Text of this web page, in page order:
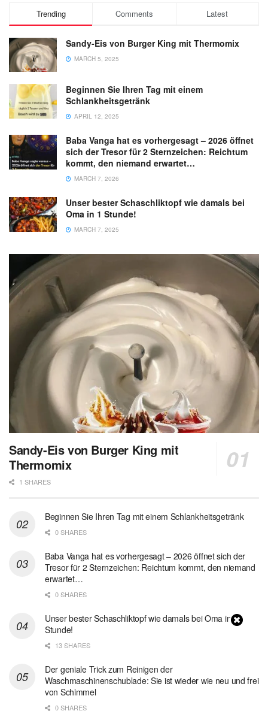
Trending Comments Latest
Sandy-Eis von Burger King mit Thermomix
MARCH 5, 2025
Beginnen Sie Ihren Tag mit einem
Schlankheitsgetränk
APRIL 12, 2025
Baba Vanga hat es vorhergesagt – 2026 öffnet
sich der Tresor für 2 Sternzeichen: Reichtum
kommt, den niemand erwartet…
MARCH 7, 2026
Unser bester Schaschliktopf wie damals bei
Oma in 1 Stunde!
MARCH 7, 2025
Sandy-Eis von Burger King mit
Thermomix
1 SHARES
Beginnen Sie Ihren Tag mit einem Schlankheitsgetränk
0 SHARES
Baba Vanga hat es vorhergesagt – 2026 öffnet sich der
Tresor für 2 Sternzeichen: Reichtum kommt, den niemand
erwartet…
0 SHARES
Unser bester Schaschliktopf wie damals bei Oma in 1
Stunde!
13 SHARES
Der geniale Trick zum Reinigen der
Waschmaschinenschublade: Sie ist wieder wie neu und frei
von Schimmel
0 SHARES